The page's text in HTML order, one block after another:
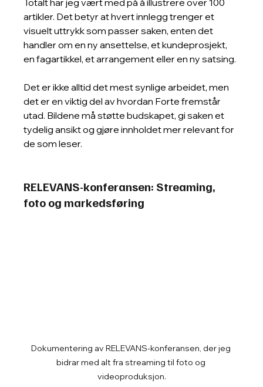
artikler. Det betyr at hvert innlegg trenger et
visuelt uttrykk som passer saken, enten det
handler om en ny ansettelse, et kundeprosjekt,
en fagartikkel, et arrangement eller en ny satsing.
Det er ikke alltid det mest synlige arbeidet, men
det er en viktig del av hvordan Forte fremstår
utad. Bildene må støtte budskapet, gi saken et
tydelig ansikt og gjøre innholdet mer relevant for
de som leser.
RELEVANS-konferansen: Streaming,
foto og markedsføring
Dokumentering av RELEVANS-konferansen, der jeg
bidrar med alt fra streaming til foto og
videoproduksjon.